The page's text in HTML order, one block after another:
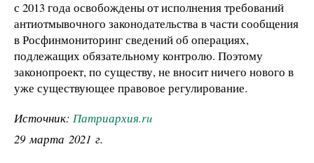
с 2013 года освобождены от исполнения требований
антиотмывочного законодательства в части сообщения
в Росфинмониторинг сведений об операциях,
подлежащих обязательному контролю. Поэтому
законопроект, по существу, не вносит ничего нового в
уже существующее правовое регулирование.
Источник: Патриархия.ru
29 марта 2021 г.